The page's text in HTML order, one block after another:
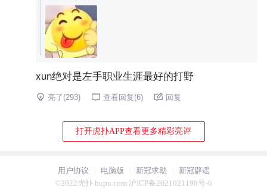
xun绝对是左手职业生涯最好的打野
亮了(293) 查看回复(6) 回复
打开虎扑APP查看更多精彩亮评
用户协议 电脑版 新冠求助
新冠辟谣
©2022虎扑 hupu.com 沪ICP备2021021198号-6